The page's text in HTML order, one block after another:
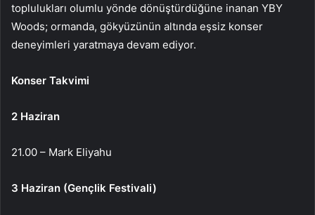
toplulukları olumlu yönde dönüştürdüğüne inanan YBY
Woods; ormanda, gökyüzünün altında eşsiz konser
deneyimleri yaratmaya devam ediyor.
Konser Takvimi
2 Haziran
21.00 – Mark Eliyahu
3 Haziran (Gençlik Festivali)